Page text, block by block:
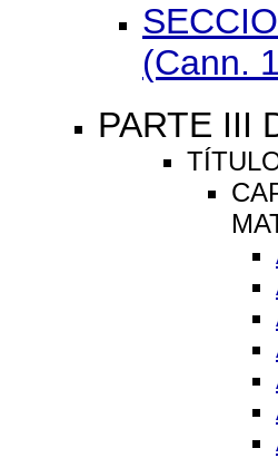
(Cann.
PARTE III